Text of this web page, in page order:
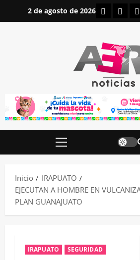
2 de agosto de 2026 INICIO
Menú
Inicio
IRAPUATO
EJECUTAN A HOMBRE EN
PLAN GUANAJUATO
IRAPUATO SEGURIDAD